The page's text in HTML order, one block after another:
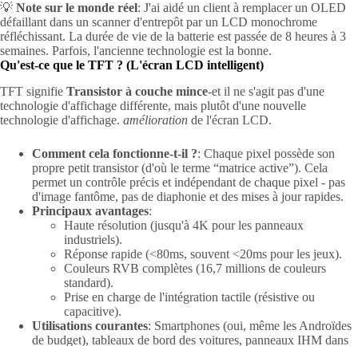
💡 Note sur le monde réel: J'ai aidé un client à remplacer un OLED
défaillant dans un scanner d'entrepôt par un LCD monochrome
réfléchissant. La durée de vie de la batterie est passée de 8 heures à 3
semaines. Parfois, l'ancienne technologie est la bonne.
Qu'est-ce que le TFT ? (L'écran LCD intelligent)
TFT signifie Transistor à couche mince-et il ne s'agit pas d'une
technologie d'affichage différente, mais plutôt d'une nouvelle
technologie d'affichage. amélioration de l'écran LCD.
Comment cela fonctionne-t-il ?: Chaque pixel possède son
propre petit transistor (d'où le terme “matrice active”). Cela
permet un contrôle précis et indépendant de chaque pixel - pas
d'image fantôme, pas de diaphonie et des mises à jour rapides.
Principaux avantages:
Haute résolution (jusqu'à 4K pour les panneaux
industriels).
Réponse rapide (<80ms, souvent <20ms pour les jeux).
Couleurs RVB complètes (16,7 millions de couleurs
standard).
Prise en charge de l'intégration tactile (résistive ou
capacitive).
Utilisations courantes: Smartphones (oui, même les Androïdes
de budget), tableaux de bord des voitures, panneaux IHM dans